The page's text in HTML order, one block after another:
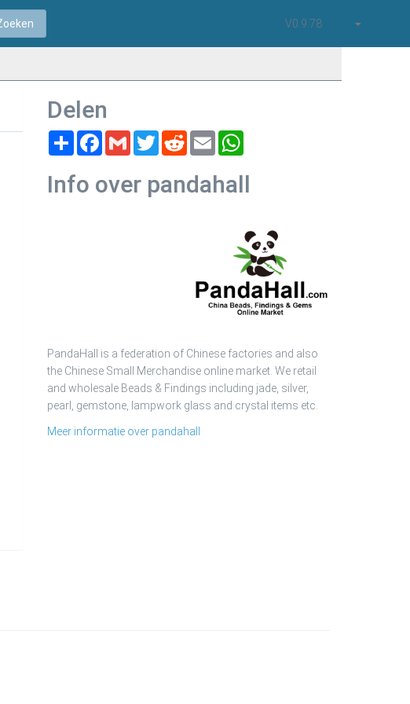
V0.9.78
Delen
Share Facebook
Gmail TwitterReddit Email
Info over pandahall
PandaHall is a federation of Chinese factories and also
the Chinese Small Merchandise online market. We retail
and wholesale Beads & Findings including jade, silver,
pearl, gemstone, lampwork glass and crystal items etc.
Meer informatie over pandahall